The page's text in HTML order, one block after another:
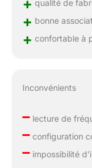
+ qualité de
+ bonne
+ confortable à
Inconvénients
–lecture de
–configuration
–impossibilité